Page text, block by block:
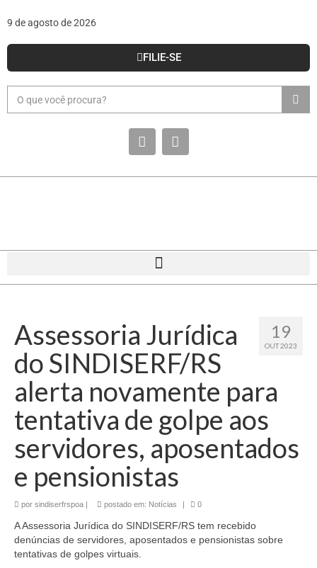
9 de agosto de 2026
FILIE-SE
19
OUT 2023
Assessoria Jurídica
do SINDISERF/RS
alerta novamente para
tentativa de golpe aos
servidores, aposentados
e pensionistas
por sindiserfrspoa | postado em: Notícias | 0
A Assessoria Jurídica do SINDISERF/RS tem recebido
denúncias de servidores, aposentados e pensionistas sobre
tentativas de golpes virtuais.